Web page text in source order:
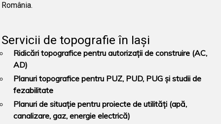
România.
Servicii de topografie în Iași
Ridicări topografice pentru autorizații de construire(AC,
AD)
Planuri topografice pentru PUZ, PUD, PUG și studii de
fezabilitate
Planuri de situație pentru proiecte de utilități (apă,
canalizare, gaz, energie electrică)